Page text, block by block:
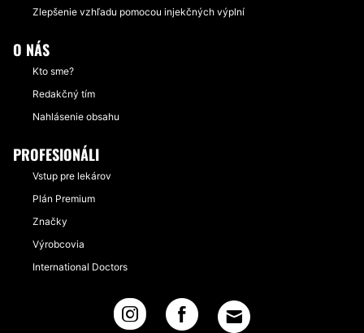
Zlepšenie vzhľadu pomocou injekčných výplní
O NÁS
Kto sme?
Redakčný tím
Nahlásenie obsahu
PROFESIONÁLI
Vstup pre lekárov
Plán Premium
Značky
Výrobcovia
International Doctors